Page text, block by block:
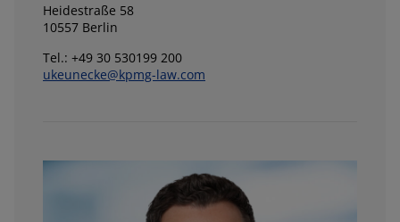
Heidestraße 58
10557 Berlin
Tel.: +49 30 530199 200
ukeunecke@kpmg-law.com